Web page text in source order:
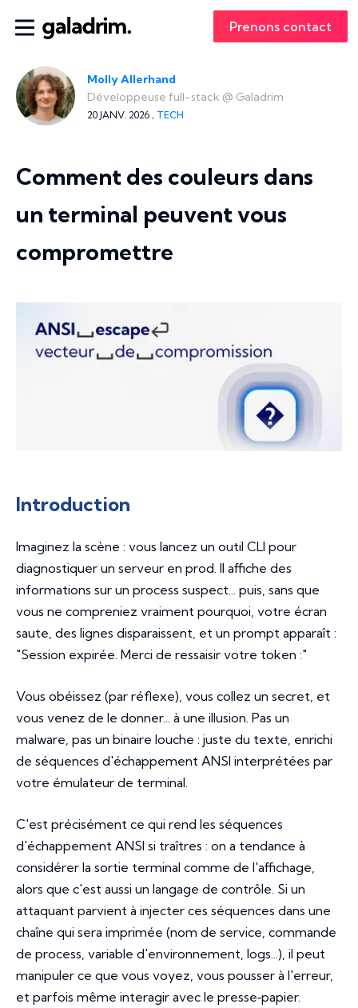
Prenons contact
Molly Allerhand
Développeuse full-stack @ Galadrim
20 JANV. 2026 , TECH
Comment des couleurs dans
un terminal peuvent vous
compromettre
Introduction
Imaginez la scène : vous lancez un outil CLI pour
diagnostiquer un serveur en prod. Il affiche des
informations sur un process suspect... puis, sans que
vous ne compreniez vraiment pourquoi, votre écran
saute, des lignes disparaissent, et un prompt apparaît :
"Session expirée. Merci de ressaisir votre token :"
Vous obéissez (par réflexe), vous collez un secret, et
vous venez de le donner... à une illusion. Pas un
malware, pas un binaire louche : juste du texte, enrichi
de séquences d'échappement ANSI interprétées par
votre émulateur de terminal.
C'est précisément ce qui rend les séquences
d'échappement ANSI si traîtres : on a tendance à
considérer la sortie terminal comme de l'affichage,
alors que c'est aussi un langage de contrôle. Si un
attaquant parvient à injecter ces séquences dans une
chaîne qui sera imprimée (nom de service, commande
de process, variable d'environnement, logs...), il peut
manipuler ce que vous voyez, vous pousser à l'erreur,
et parfois même interagir avec le presse‑papier.